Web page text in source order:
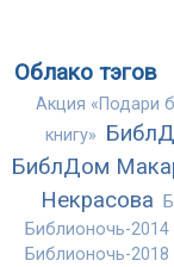
Облако тэгов
Акция «Подари
книгу»
БиблДом
Некрасова
Библионочь-2014
Библионочь-2018